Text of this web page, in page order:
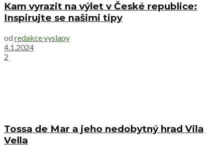
Kam vyrazit na výlet v České republice:
Inspirujte se našimi tipy
od redakce vyslapy
4.1.2024
2
Tossa de Mar a jeho nedobytný hrad Vila
Vella